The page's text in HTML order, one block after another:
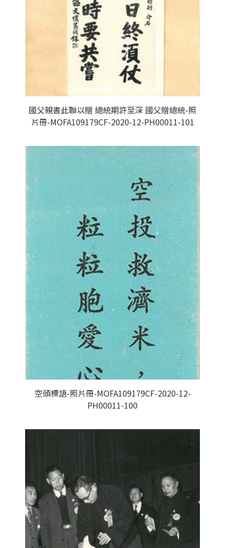
國父親書此聯以贈 總統期許至深 國父贈總統-照
片冊-MOFA109179CF-2020-12-PH00011-101
空頭標語-照片冊-MOFA109179CF-2020-12-
PH00011-100